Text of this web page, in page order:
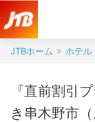
JTBホーム ホテル
『直前割引
き串木野市（